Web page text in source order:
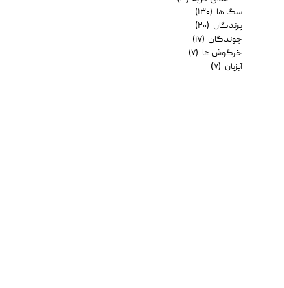
سگ ها (۱۳۰)
پرندگان (۲۰)
جوندگان (۱۷)
خرگوش ها (۷)
آبزیان (۷)